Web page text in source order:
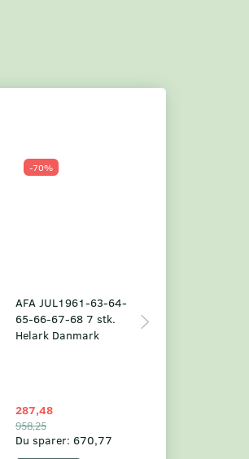
-70%
AFA JUL1961-63-64-
65-66-67-68 7 stk.
Helark Danmark
287,48
958,25
Du sparer: 670,77